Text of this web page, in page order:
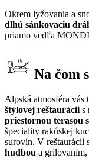
Okrem lyžovania a
dlhú sánkovaciu
priamo vedľa
Na čom
Alpská atmosféra vás
štýlovej reštaurácii s
priestornou terasou
špeciality rakúskej
surovín. V reštaurácii
hudbou a grilovaním,